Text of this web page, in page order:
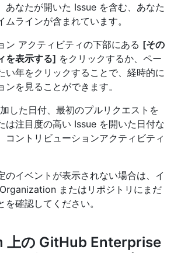
あなたが開いた Issue を含む、あなた
ラインが含まれています。
ン アクティビティの下部にある [その
を表示する] をクリックするか、ペー
い年をクリックすることで、経時的に
ンを見ることができます。
した日付、最初のプルリクエストを
は注目度の高い Issue を開いた日付な
コントリビューションアクティビティ
のイベントが表示されない場合は、イ
またはリポジトリにまだ
確認してください。
上の GitHub Enterprise